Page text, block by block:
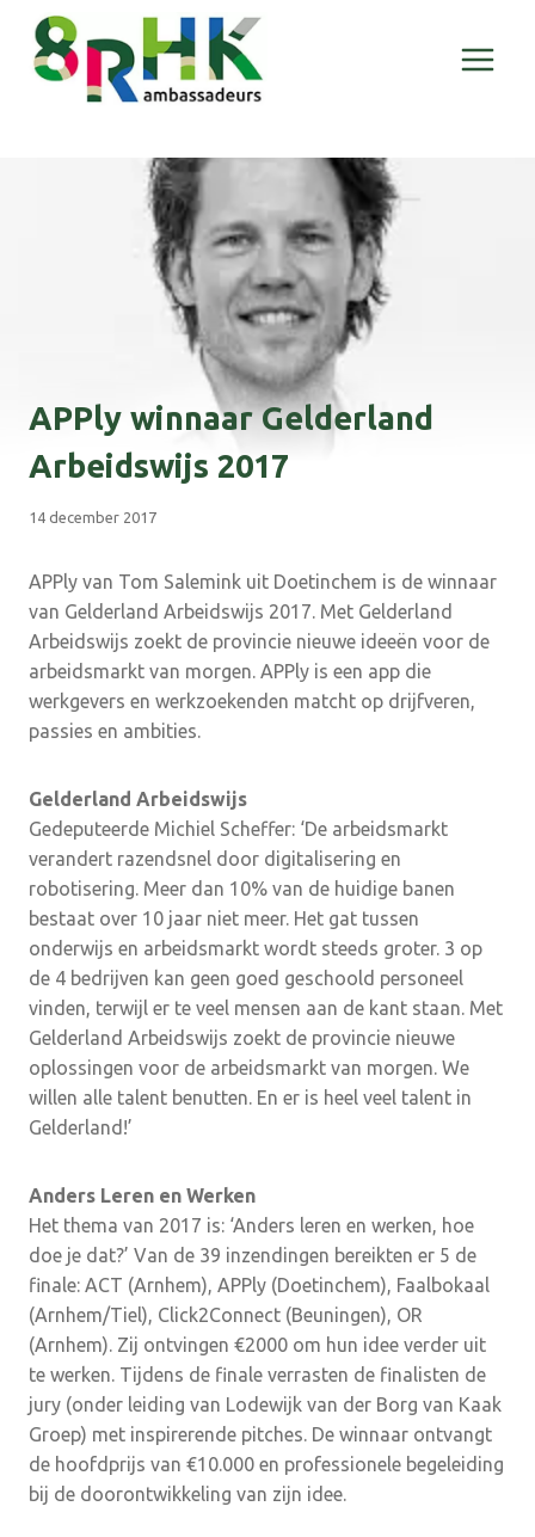
Doorgaan
naar
inhoud
APPly winnaar Gelderland
Arbeidswijs 2017
14 december 2017
APPly van Tom Salemink uit Doetinchem is de winnaar
van Gelderland Arbeidswijs 2017. Met Gelderland
Arbeidswijs zoekt de provincie nieuwe ideeën voor de
arbeidsmarkt van morgen. APPly is een app die
werkgevers en werkzoekenden matcht op drijfveren,
passies en ambities.
Gelderland Arbeidswijs
Gedeputeerde Michiel Scheffer: ‘De arbeidsmarkt
verandert razendsnel door digitalisering en
robotisering. Meer dan 10% van de huidige banen
bestaat over 10 jaar niet meer. Het gat tussen
onderwijs en arbeidsmarkt wordt steeds groter. 3 op
de 4 bedrijven kan geen goed geschoold personeel
vinden, terwijl er te veel mensen aan de kant staan. Met
Gelderland Arbeidswijs zoekt de provincie nieuwe
oplossingen voor de arbeidsmarkt van morgen. We
willen alle talent benutten. En er is heel veel talent in
Gelderland!’
Anders Leren en Werken
Het thema van 2017 is: ‘Anders leren en werken, hoe
doe je dat?’ Van de 39 inzendingen bereikten er 5 de
finale: ACT (Arnhem), APPly (Doetinchem), Faalbokaal
(Arnhem/Tiel), Click2Connect (Beuningen), OR
(Arnhem). Zij ontvingen €2000 om hun idee verder uit
te werken. Tijdens de finale verrasten de finalisten de
jury (onder leiding van Lodewijk van der Borg van Kaak
Groep) met inspirerende pitches. De winnaar ontvangt
de hoofdprijs van €10.000 en professionele begeleiding
bij de doorontwikkeling van zijn idee.